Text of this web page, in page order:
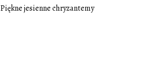
Piękne jesienne chryzantemy